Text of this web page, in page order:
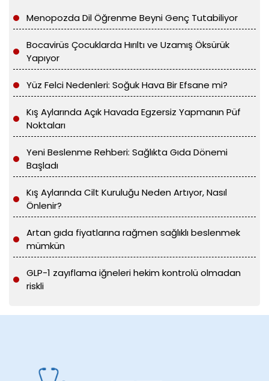
Menopozda Dil Öğrenme Beyni Genç Tutabiliyor
Bocavirüs Çocuklarda Hırıltı ve Uzamış Öksürük
Yapıyor
Yüz Felci Nedenleri: Soğuk Hava Bir Efsane mi?
Kış Aylarında Açık Havada Egzersiz Yapmanın Püf
Noktaları
Yeni Beslenme Rehberi: Sağlıkta Gıda Dönemi
Başladı
Kış Aylarında Cilt Kuruluğu Neden Artıyor, Nasıl
Önlenir?
Artan gıda fiyatlarına rağmen sağlıklı beslenmek
mümkün
GLP-1 zayıflama iğneleri hekim kontrolü olmadan
riskli